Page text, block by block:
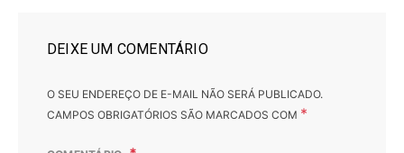
DEIXE UM COMENTÁRIO
O SEU ENDEREÇO DE E-MAIL NÃO SERÁ PUBLICADO.
CAMPOS OBRIGATÓRIOS SÃO MARCADOS COM *